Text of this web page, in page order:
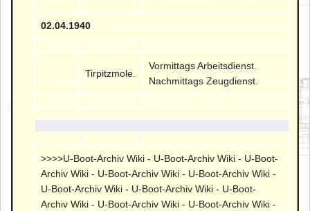
02.04.1940
Tirpitzmole.
Vormittags Arbeitsdienst.
Nachmittags Zeugdienst.
>>>>U-Boot-Archiv Wiki - U-Boot-Archiv Wiki - U-Boot-
Archiv Wiki - U-Boot-Archiv Wiki - U-Boot-Archiv Wiki -
U-Boot-Archiv Wiki - U-Boot-Archiv Wiki - U-Boot-
Archiv Wiki - U-Boot-Archiv Wiki - U-Boot-Archiv Wiki -